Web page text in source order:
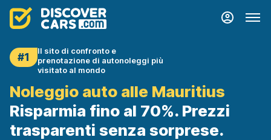
#1
Il sito di confronto e
prenotazione di autonoleggi più
visitato al mondo
Noleggio auto alle Mauritius
Risparmia fino al 70%. Prezzi
trasparenti senza sorprese.